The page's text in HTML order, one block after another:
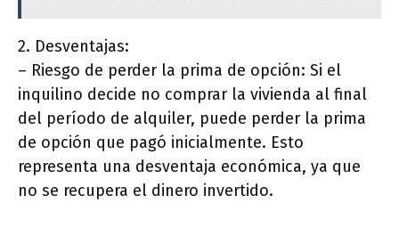
2. Desventajas:
– Riesgo de perder la prima de opción: Si el
inquilino decide no comprar la vivienda al final
del período de alquiler, puede perder la prima
de opción que pagó inicialmente. Esto
representa una desventaja económica, ya que
no se recupera el dinero invertido.